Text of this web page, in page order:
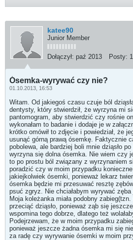
katee90
Junior Member
Dołączył: paź 2013 Posty: 1
Ósemka-wyrywać czy nie?
01.10.2013, 16:53
Witam. Od jakiegoś czasu czuje ból
dentysty, który stwierdził, że wyrzyna mi
pantomogram, aby stwierdzić czy rośnie
wykonałam to badanie i dodaje je w
krótko omówił to zdjęcie i powiedział, że
usunąć górną prawą ósemkę. Faktycznie
pobolewa, ale bardziej boli mnie dziąsło
wyrzyna się dolna ósemka. Nie wiem czy
to po prostu ból związany z wyrzynaniem
poradzić czy w moim przypadku
jakiejkolwiek ósemki, ponieważ lekarz
ósemka będzie mi przesuwać resztę
psuć zgryz. Nie chciałabym wyrywać
Moja koleżanka miała podobny
przeciąć dziąsło, ponieważ ząb się
wspomina tego dobrze, dlatego też
Podejrzewam, że w moim przypadku
ponieważ jeszcze żadna ósemka mi się
za radę czy wyrywanie ósemki w moim